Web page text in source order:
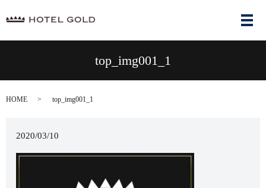
メ
top_img001_1
HOME top_img001_1
2020/03/10